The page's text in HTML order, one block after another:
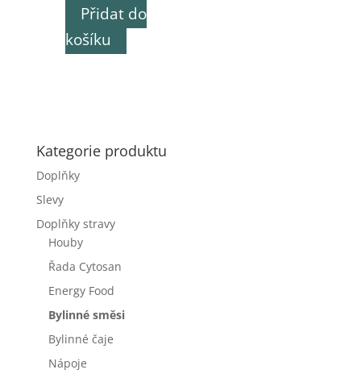
Přidat do
košíku
Kategorie produktu
Doplňky
Slevy
Doplňky stravy
Houby
Řada Cytosan
Energy Food
Bylinné směsi
Bylinné čaje
Nápoje